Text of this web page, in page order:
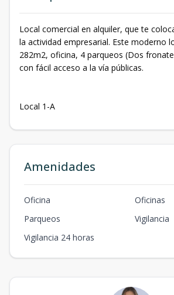
Local comercial en alquiler, que te
la actividad empresarial. Este moderno
282m2, oficina, 4 parqueos (Dos
con fácil acceso a la vía públicas.
Local 1-A
Amenidades
Oficina
Oficinas
Parqueos
Vigilancia
Vigilancia 24 horas